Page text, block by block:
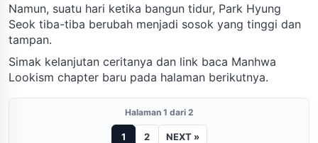
Namun, suatu hari ketika bangun tidur, Park Hyung
Seok tiba-tiba berubah menjadi sosok yang tinggi dan
tampan.
Simak kelanjutan ceritanya dan link baca Manhwa
Lookism chapter baru pada halaman berikutnya.
Halaman 1 dari 2
1 2 NEXT »